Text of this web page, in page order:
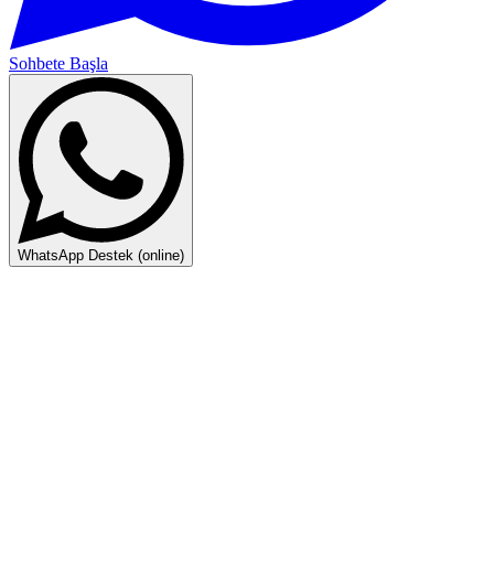
Sohbete Başla
WhatsApp Destek (online)